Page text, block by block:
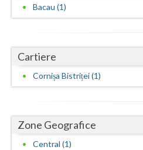
Ialomita
Maramures
Mures
Bacau (1)
Cartiere
Cornișa Bistriței (1)
Zone Geografice
Central (1)